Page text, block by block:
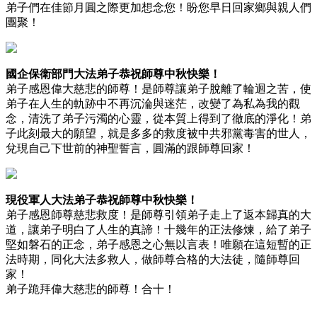
弟子們在佳節月圓之際更加想念您！盼您早日回家鄉與親人們
團聚！
國企保衛部門大法弟子恭祝師尊中秋快樂！
弟子感恩偉大慈悲的師尊！是師尊讓弟子脫離了輪迴之苦，使
弟子在人生的軌跡中不再沉淪與迷茫，改變了為私為我的觀
念，清洗了弟子污濁的心靈，從本質上得到了徹底的淨化！弟
子此刻最大的願望，就是多多的救度被中共邪黨毒害的世人，
兌現自己下世前的神聖誓言，圓滿的跟師尊回家！
現役軍人大法弟子恭祝師尊中秋快樂！
弟子感恩師尊慈悲救度！是師尊引領弟子走上了返本歸真的大
道，讓弟子明白了人生的真諦！十幾年的正法修煉，給了弟子
堅如磐石的正念，弟子感恩之心無以言表！唯願在這短暫的正
法時期，同化大法多救人，做師尊合格的大法徒，隨師尊回
家！
弟子跪拜偉大慈悲的師尊！合十！